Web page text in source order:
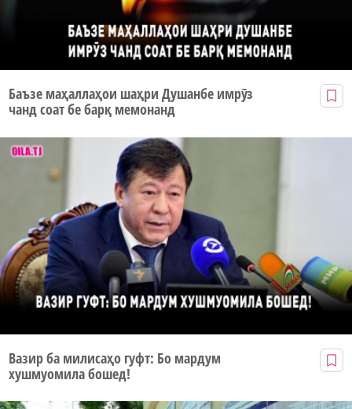
Баъзе маҳаллаҳои шаҳри Душанбе имрӯз
чанд соат бе барқ мемонанд
Вазир ба милисаҳо гуфт: Бо мардум
хушмуомила бошед!